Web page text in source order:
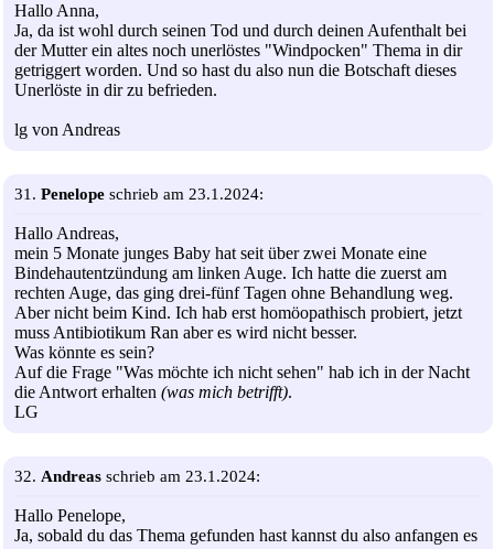
Hallo Anna,
Ja, da ist wohl durch seinen Tod und durch deinen Aufenthalt bei
der Mutter ein altes noch unerlöstes "Windpocken" Thema in dir
getriggert worden. Und so hast du also nun die Botschaft dieses
Unerlöste in dir zu befrieden.
lg von Andreas
31. Penelope schrieb am 23.1.2024:
Hallo Andreas,
mein 5 Monate junges Baby hat seit über zwei Monate eine
Bindehautentzündung am linken Auge. Ich hatte die zuerst am
rechten Auge, das ging drei-fünf Tagen ohne Behandlung weg.
Aber nicht beim Kind. Ich hab erst homöopathisch probiert, jetzt
muss Antibiotikum Ran aber es wird nicht besser.
Was könnte es sein?
Auf die Frage "Was möchte ich nicht sehen" hab ich in der Nacht
die Antwort erhalten (was mich betrifft).
LG
32. Andreas schrieb am 23.1.2024:
Hallo Penelope,
Ja, sobald du das Thema gefunden hast kannst du also anfangen es